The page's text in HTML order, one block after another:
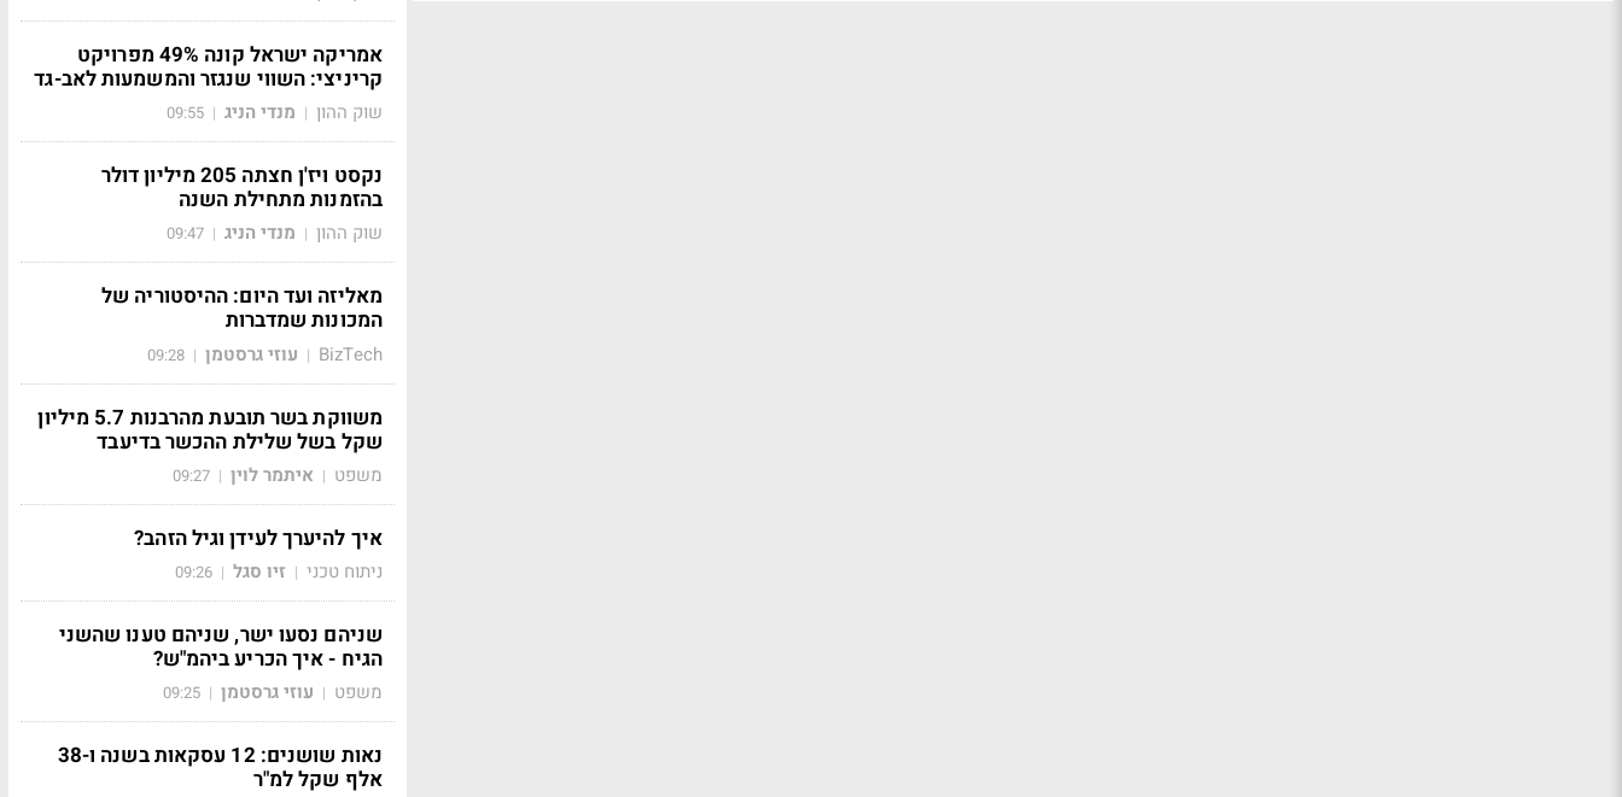
אמריקה ישראל קונה 49% מפרויקט
קריניצי: השווי שנגזר והמשמעות לאב-גד
שוק ההון | מנדי הניג |
09:55
נקסט ויז'ן חצתה 205 מיליון דולר
בהזמנות מתחילת השנה
שוק ההון | מנדי הניג |
09:47
מאליזה ועד היום: ההיסטוריה של
המכונות שמדברות
BizTech
| עוזי גרסטמן |
09:28
משווקת בשר תובעת מהרבנות 5.7 מיליון
שקל בשל שלילת ההכשר בדיעבד
משפט | איתמר לוין |
09:27
איך להיערך לעידן וגיל הזהב?
ניתוח טכני | זיו סגל |
09:26
שניהם נסעו ישר, שניהם טענו שהשני
הגיח - איך הכריע ביהמ"ש?
משפט | עוזי גרסטמן |
09:25
נאות שושנים: 12 עסקאות בשנה ו-38
אלף שקל למ"ר